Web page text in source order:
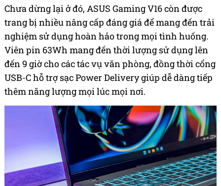
Chưa dừng lại ở đó, ASUS Gaming V16 còn được
trang bị nhiều nâng cấp đáng giá để mang đến trải
nghiệm sử dụng hoàn hảo trong mọi tình huống.
Viên pin 63Wh mang đến thời lượng sử dụng lên
đến 9 giờ cho các tác vụ văn phòng, đồng thời cổng
USB-C hỗ trợ sạc Power Delivery giúp dễ dàng tiếp
thêm năng lượng mọi lúc mọi nơi.